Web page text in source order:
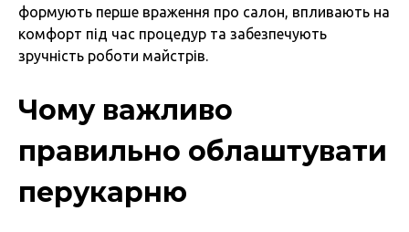
формують перше враження про салон, впливають на
комфорт під час процедур та забезпечують
зручність роботи майстрів.
Чому важливо
правильно облаштувати
перукарню